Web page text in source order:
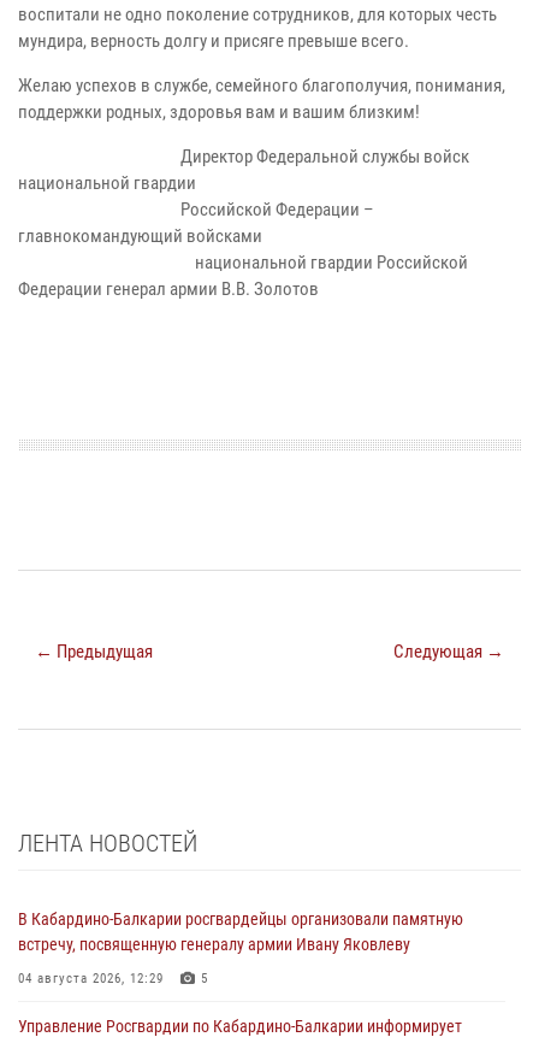
воспитали не одно поколение сотрудников, для которых честь
мундира, верность долгу и присяге превыше всего.
Желаю успехов в службе, семейного благополучия, понимания,
поддержки родных, здоровья вам и вашим близким!
Директор Федеральной службы войск
национальной гвардии
Российской Федерации –
главнокомандующий войсками
национальной гвардии Российской
Федерации генерал армии В.В. Золотов
← Предыдущая Следующая →
ЛЕНТА НОВОСТЕЙ
В Кабардино-Балкарии росгвардейцы организовали памятную
встречу, посвященную генералу армии Ивану Яковлеву
04 августа 2026, 12:29 5
Управление Росгвардии по Кабардино-Балкарии информирует